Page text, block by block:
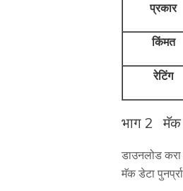
प्रकार
किंमत
रेटिंग
भाग 2 मॅक
डाउनलोड
मॅक डेटा